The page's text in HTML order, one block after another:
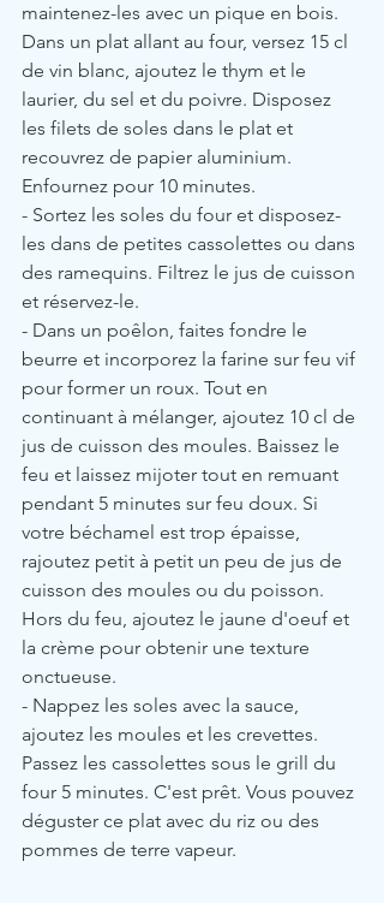
maintenez-les avec un pique en bois.
Dans un plat allant au four, versez 15 cl
de vin blanc, ajoutez le thym et le
laurier, du sel et du poivre. Disposez
les filets de soles dans le plat et
recouvrez de papier aluminium.
Enfournez pour 10 minutes.
- Sortez les soles du four et disposez-
les dans de petites cassolettes ou dans
des ramequins. Filtrez le jus de cuisson
et réservez-le.
- Dans un poêlon, faites fondre le
beurre et incorporez la farine sur feu vif
pour former un roux. Tout en
continuant à mélanger, ajoutez 10 cl de
jus de cuisson des moules. Baissez le
feu et laissez mijoter tout en remuant
pendant 5 minutes sur feu doux. Si
votre béchamel est trop épaisse,
rajoutez petit à petit un peu de jus de
cuisson des moules ou du poisson.
Hors du feu, ajoutez le jaune d'oeuf et
la crème pour obtenir une texture
onctueuse.
- Nappez les soles avec la sauce,
ajoutez les moules et les crevettes.
Passez les cassolettes sous le grill du
four 5 minutes. C'est prêt. Vous pouvez
déguster ce plat avec du riz ou des
pommes de terre vapeur.